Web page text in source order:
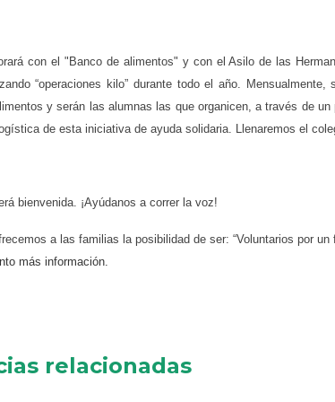
con el "Banco de alimentos" y con el Asilo de las
“operaciones kilo” durante todo el año.
y serán las alumnas las que organicen, a través de
de esta iniciativa de ayuda solidaria. Llenaremos el
bienvenida. ¡Ayúdanos a correr la voz!
a las familias la posibilidad de ser: “Voluntarios por un
más información.
relacionadas